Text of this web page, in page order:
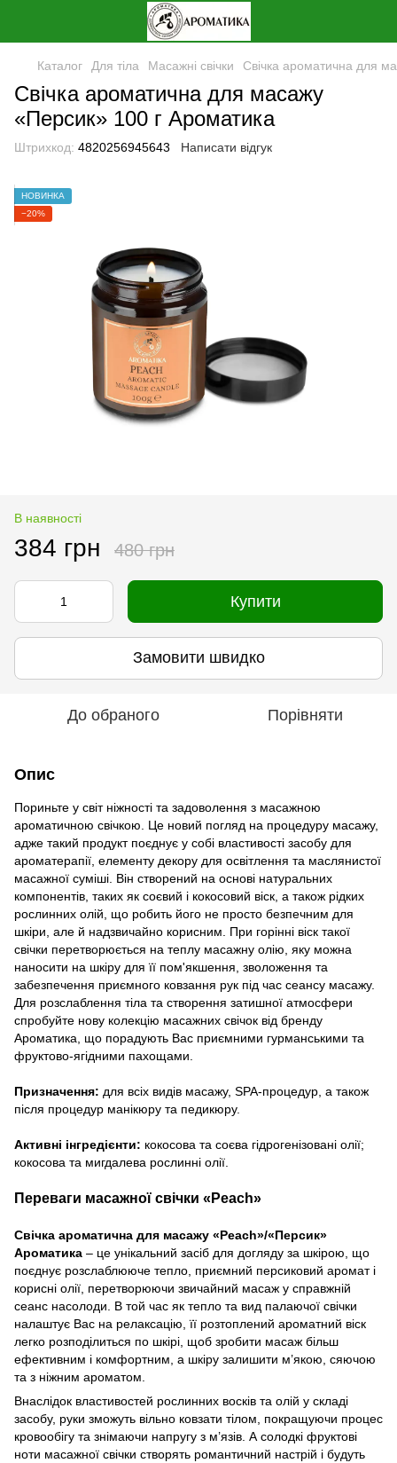
Каталог Для тіла Масажні свічки Свічка ароматична для
Свічка ароматична для масажу
«Персик» 100 г Ароматика
Штрихкод: 4820256945643 Написати відгук
НОВИНКА
−20%
В наявності
384 грн 480 грн
Купити
Замовити швидко
До обраного Порівняти
Опис
Пориньте у світ ніжності та задоволення з масажною
ароматичною свічкою. Це новий погляд на процедуру масажу,
адже такий продукт поєднує у собі властивості засобу для
ароматерапії, елементу декору для освітлення та маслянистої
масажної суміші. Він створений на основі натуральних
компонентів, таких як соєвий і кокосовий віск, а також рідких
рослинних олій, що робить його не просто безпечним для
шкіри, але й надзвичайно корисним. При горінні віск такої
свічки перетворюється на теплу масажну олію, яку можна
наносити на шкіру для її пом'якшення, зволоження та
забезпечення приємного ковзання рук під час сеансу масажу.
Для розслаблення тіла та створення затишної атмосфери
спробуйте нову колекцію масажних свічок від бренду
Ароматика, що порадують Вас приємними гурманськими та
фруктово-ягідними пахощами.
Призначення: для всіх видів масажу, SPA-процедур, а також
після процедур манікюру та педикюру.
Активні інгредієнти: кокосова та соєва гідрогенізовані олії;
кокосова та мигдалева рослинні олії.
Переваги масажної свічки «Peach»
Свічка ароматична для масажу «Peach»/«Персик»
Ароматика – це унікальний засіб для догляду за шкірою, що
поєднує розслаблююче тепло, приємний персиковий аромат і
корисні олії, перетворюючи звичайний масаж у справжній
сеанс насолоди. В той час як тепло та вид палаючої свічки
налаштує Вас на релаксацію, її розтоплений ароматний віск
легко розподілиться по шкірі, щоб зробити масаж більш
ефективним і комфортним, а шкіру залишити м’якою, сяючою
та з ніжним ароматом.
Внаслідок властивостей рослинних восків та олій у складі
засобу, руки зможуть вільно ковзати тілом, покращуючи процес
кровообігу та знімаючи напругу з м’язів. А солодкі фруктові
ноти масажної свічки створять романтичний настрій і будуть